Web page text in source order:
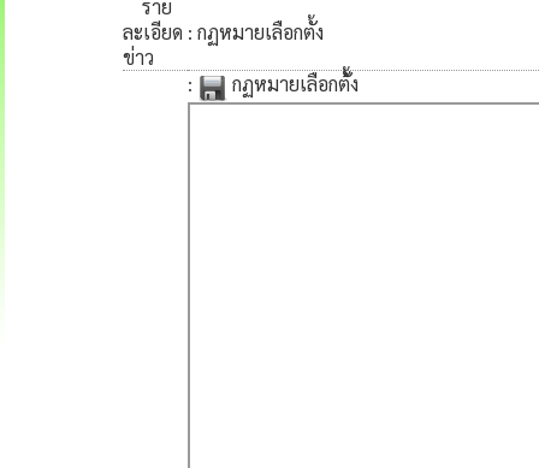
ราย
ละเอียด
ข่าว
: กฏหมายเลือกตั้ง
: กฏหมายเลือกตั้ง